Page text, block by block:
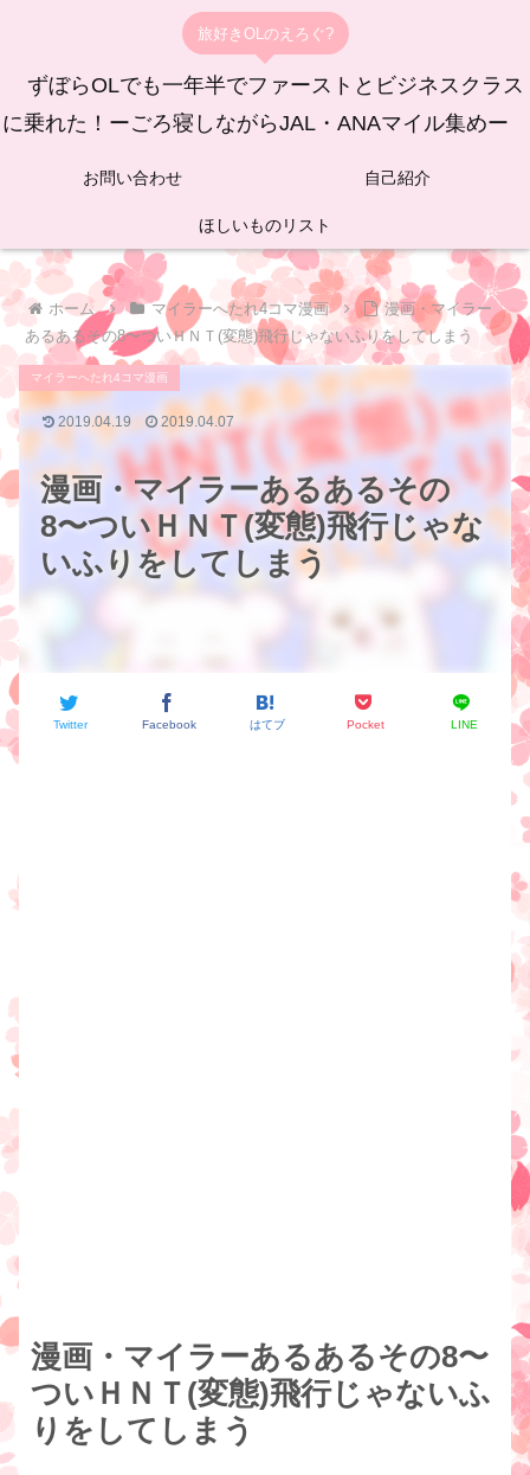
旅好きOLのえろぐ?
ずぼらOLでも一年半でファーストとビジネスクラス
に乗れた！ーごろ寝しながらJAL・ANAマイル集めー
お問い合わせ 自己紹介
ほしいものリスト
ホーム マイラーへたれ4コマ漫画
漫画・マイラー
あるあるその8〜ついＨＮＴ(変態)飛行じゃないふりをしてしまう
漫画・マイラーあるあるその
8〜ついＨＮＴ(変態)飛行じゃな
いふりをしてしまう
マイラーへたれ4コマ漫画
Twitter Facebook はてブ Pocket LINE
2019.04.19 2019.04.07
漫画・マイラーあるあるその8〜
ついＨＮＴ(変態)飛行じゃないふ
りをしてしまう